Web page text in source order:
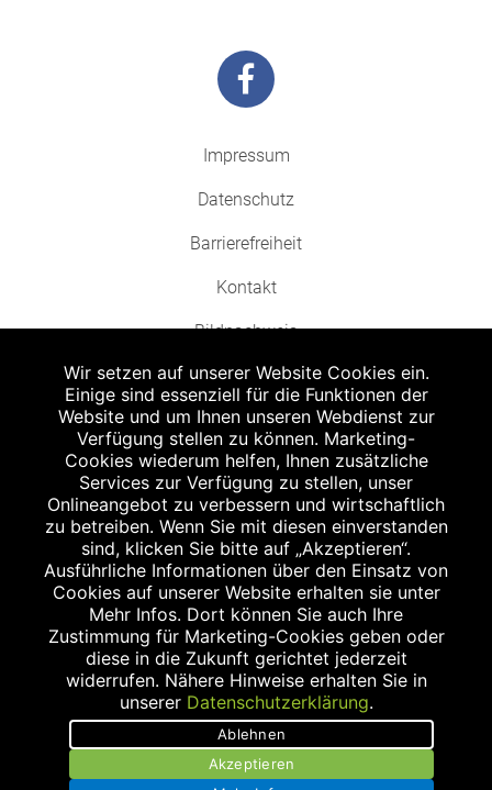
Impressum
Datenschutz
Barrierefreiheit
Kontakt
Bildnachweis
Abgabe in haushaltsüblichen Mengen, solange der Vorrat reicht. Für Druck-
und Satzfehler keine Haftung.
Zu Risiken und Nebenwirkungen lesen Sie die Packungsbeilage und fragen
Sie Ihren Arzt oder Apotheker.
Angabe nach der deutschen Arzneimitteltaxe Apothekenerstattungspreis
(AEP). Der AEP ist keine unverbindliche Preisempfehlung der Hersteller. Der
AEP ist ein von den Apotheken in Ansatz gebrachter Preis für rezeptfreie
Arzneimittel. Er entspricht in der Höhe dem für Apotheken verbindlichen
Abgabepreis, zu dem eine Apotheke in bestimmten Fällen (z.B. bei Kindern
unter 12 Jahren) das Produkt mit der gesetzlichen Krankenversicherung
abrechnet. Der AEP ist der allgemeine Erstattungspreis im Falle einer
Kostenübernahme durch die gesetzlichen Krankenkassen, vor Abzug eines
Zwangsrabattes (zur Zeit 5%) nach §130 Abs. 1 SGB V.
Unverbindliche Preisempfehlung des Herstellers (UVP).
powered by apovena.de
Wir setzen auf unserer Website Cookies ein.
Einige sind essenziell für die Funktionen der
Website und um Ihnen unseren Webdienst zur
Verfügung stellen zu können. Marketing-
Cookies wiederum helfen, Ihnen zusätzliche
Services zur Verfügung zu stellen, unser
Onlineangebot zu verbessern und wirtschaftlich
zu betreiben. Wenn Sie mit diesen einverstanden
sind, klicken Sie bitte auf „Akzeptieren“.
Ausführliche Informationen über den Einsatz von
Cookies auf unserer Website erhalten sie unter
Mehr Infos. Dort können Sie auch Ihre
Zustimmung für Marketing-Cookies geben oder
diese in die Zukunft gerichtet jederzeit
widerrufen. Nähere Hinweise erhalten Sie in
unserer Datenschutzerklärung.
Ablehnen
Akzeptieren